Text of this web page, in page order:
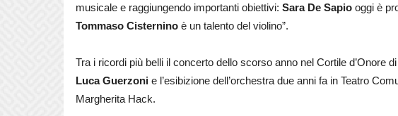
musicale e raggiungendo importanti obiettivi:Sara De Sapio oggi è
Tommaso Cisternino è un talento del violino”.
Tra i ricordi più belli il concerto dello scorso anno nel Cortile d’Onore
Luca Guerzoni e l’esibizione dell’orchestra due anni fa in Teatro
Margherita Hack.